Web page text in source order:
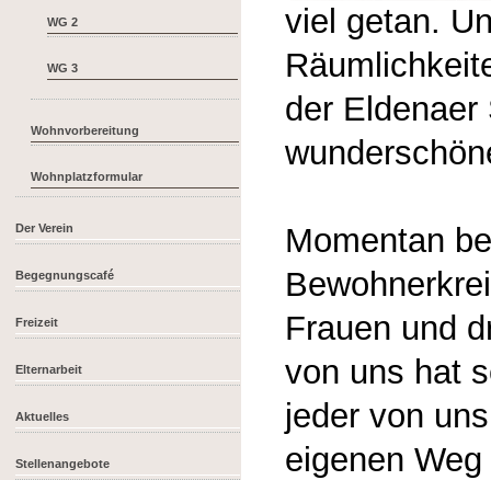
WG 2
WG 3
Wohnvorbereitung
Wohnplatzformular
Der Verein
Begegnungscafé
Freizeit
Elternarbeit
Aktuelles
Stellenangebote
viel getan.
der
Momentan
Frauen und
von uns hat
jeder von
eigenen